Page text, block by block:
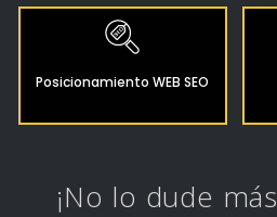
Posicionamiento WEB SEO
¡No lo dude